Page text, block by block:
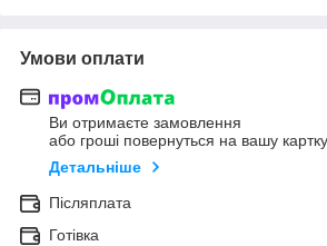
Умови оплати
Ви отримаєте замовлення
або гроші повернуться на вашу картку
Детальніше
Післяплата
Готівка